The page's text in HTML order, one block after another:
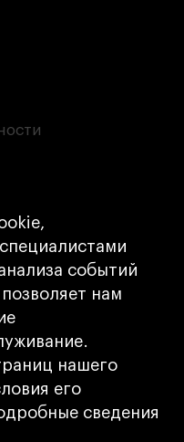
событий
нам
нашего
его
сведения
образовательной